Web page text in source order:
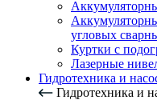
угловых
Куртки с
Лазерные
Гидротехника и
Гидротехника и